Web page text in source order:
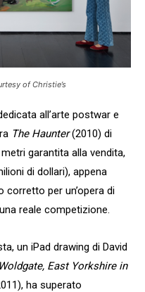
of Christie’s
all’arte postwar e
The Haunter(2010) di
garantita alla vendita,
di dollari), appena
corretto per un’opera di
reale competizione.
un iPad drawing di David
East Yorkshire in
ha superato